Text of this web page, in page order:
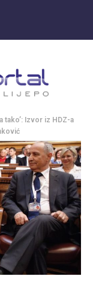
tako’: Izvor iz HDZ-a